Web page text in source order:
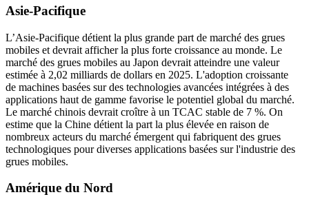
Asie-Pacifique
L’Asie-Pacifique détient la plus grande part de marché des grues
mobiles et devrait afficher la plus forte croissance au monde. Le
marché des grues mobiles au Japon devrait atteindre une valeur
estimée à 2,02 milliards de dollars en 2025. L'adoption croissante
de machines basées sur des technologies avancées intégrées à des
applications haut de gamme favorise le potentiel global du marché.
Le marché chinois devrait croître à un TCAC stable de 7 %. On
estime que la Chine détient la part la plus élevée en raison de
nombreux acteurs du marché émergent qui fabriquent des grues
technologiques pour diverses applications basées sur l'industrie des
grues mobiles.
Amérique du Nord